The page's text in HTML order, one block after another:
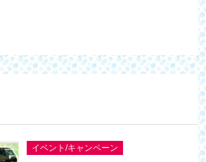
イベント/キャンペーン